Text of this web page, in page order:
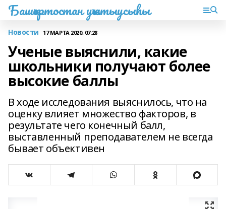
Башҡортостан уҡытыусыһы
Новости 17 МАРТА 2020, 07:28
Ученые выяснили, какие
школьники получают более
высокие баллы
В ходе исследования выяснилось, что на
оценку влияет множество факторов, в
результате чего конечный балл,
выставленный преподавателем не всегда
бывает объективен